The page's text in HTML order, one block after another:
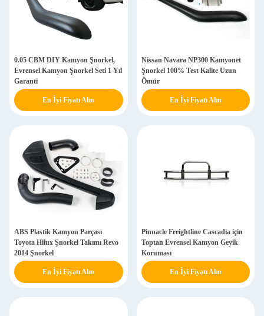
0.05 CBM DIY Kamyon Şnorkel,
Evrensel Kamyon Şnorkel Seti 1 Yıl
Garanti
En İyi Fiyatı Alın
Nissan Navara NP300 Kamyonet
Şnorkel 100% Test Kalite Uzun
Ömür
En İyi Fiyatı Alın
ABS Plastik Kamyon Parçası
Toyota Hilux Şnorkel Takımı Revo
2014 Şnorkel
En İyi Fiyatı Alın
Pinnacle Freightline Cascadia için
Toptan Evrensel Kamyon Geyik
Koruması
En İyi Fiyatı Alın